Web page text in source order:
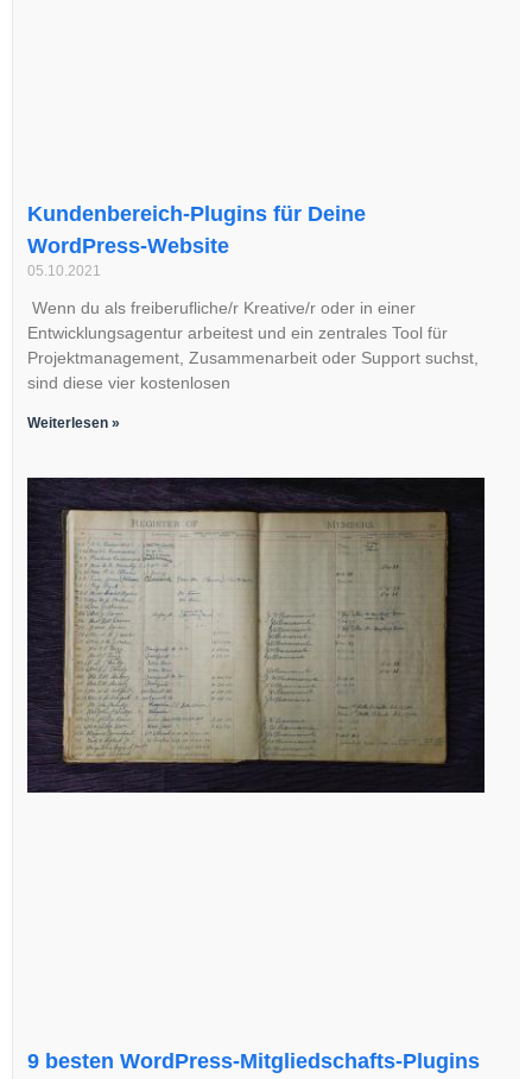
Kundenbereich-Plugins für Deine
WordPress-Website
05.10.2021
Wenn du als freiberufliche/r Kreative/r oder in einer
Entwicklungsagentur arbeitest und ein zentrales Tool für
Projektmanagement, Zusammenarbeit oder Support suchst,
sind diese vier kostenlosen
Weiterlesen »
9 besten WordPress-Mitgliedschafts-Plugins